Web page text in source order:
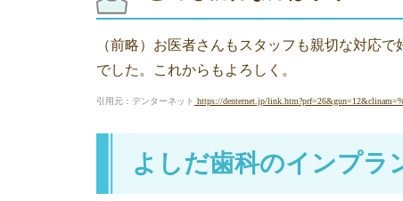
（前略）お医者さんもスタッフも親切な対応
でした。これからもよろしく。
引用元：デンターネット https://denternet.jp/
よしだ歯科のインプラ